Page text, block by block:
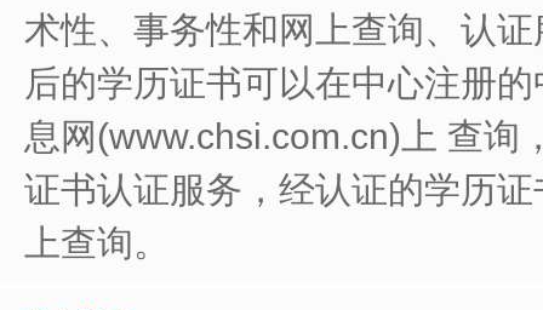
术性、事务性和网上查询、认
后的学历证书可以在中心注册
息网(www.chsi.com.cn)上 查询
证书认证服务，经认证的学历
上查询。